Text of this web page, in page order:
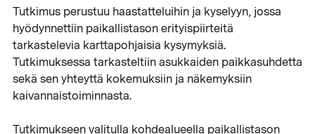
Tutkimus perustuu haastatteluihin ja kyselyyn, jossa
hyödynnettiin paikallistason erityispiirteitä
tarkastelevia karttapohjaisia kysymyksiä.
Tutkimuksessa tarkasteltiin asukkaiden paikkasuhdetta
sekä sen yhteyttä kokemuksiin ja näkemyksiin
kaivannaistoiminnasta.
Tutkimukseen valitulla kohdealueella paikallistason